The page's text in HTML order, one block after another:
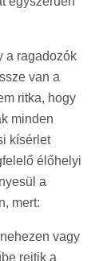
a ragadozók
van a
ritka, hogy
minden
kísérlet
élőhelyi
a
mert:
vagy
rejtik a